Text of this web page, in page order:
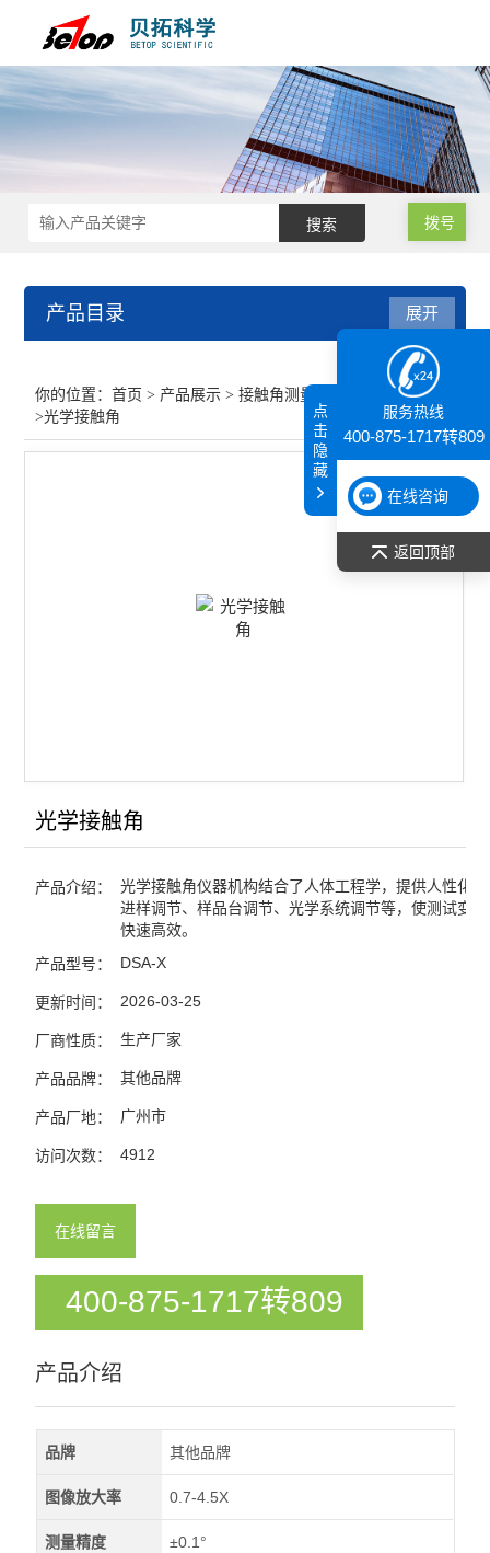
拨号
产品目录
高温接触角测量仪
光学接触角
自动型接触角分析仪
展开
你的位置：首页 > 产品展示 >接触角测量仪
光学接触角
>光学接触角
光学接触角
产品介绍：
光学接触角仪器机构结合了人体工程学，提供人性化
进样调节、样品台调节、光学系统调节等，使测试变
快速高效。
产品型号： DSA-X
更新时间： 2026-03-25
厂商性质： 生产厂家
产品品牌： 其他品牌
产品厂地： 广州市
访问次数： 4912
在线留言
400-875-1717转809
产品介绍
品牌 其他品牌
图像放大率 0.7-4.5X
测量精度 ±0.1°
服务热线
400-875-1717转809
在线咨询
返回顶部
点
击
隐
藏